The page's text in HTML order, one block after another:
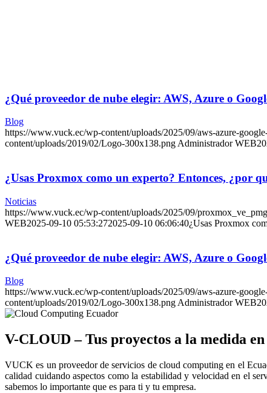
¿Qué proveedor de nube elegir: AWS, Azure o
Blog
https://www.vuck.ec/wp-content/uploads/2025/09/aws-azure-
content/uploads/2019/02/Logo-300x138.pngAdministrador WEB
¿Usas Proxmox como un experto? Entonces, ¿por
Noticias
https://www.vuck.ec/wp-content/uploads/2025/09/
WEB2025-09-10 05:53:272025-09-10 06:06:40¿Usas Proxmox
¿Qué proveedor de nube elegir: AWS, Azure o
Blog
https://www.vuck.ec/wp-content/uploads/2025/09/aws-azure-
content/uploads/2019/02/Logo-300x138.png Administrador WEB
V-CLOUD – Tus proyectos a la medida
VUCK es un proveedor de servicios de cloud computing en el
calidad cuidando aspectos como la estabilidad y velocidad en el
sabemos lo importante que es para ti y tu empresa.